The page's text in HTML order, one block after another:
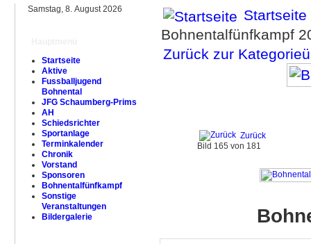
Samstag, 8. August 2026
Startseite
Aktive
Fussballjugend
Bohnental
JFG Schaumberg-Prims
AH
Schiedsrichter
Sportanlage
Terminkalender
Chronik
Vorstand
Sponsoren
Bohnentalfünfkampf
Sonstige
Veranstaltungen
Bildergalerie
Startseite
Bohnentalfünfkampf
Zurück zur
Zurück
Bild 165 von 181